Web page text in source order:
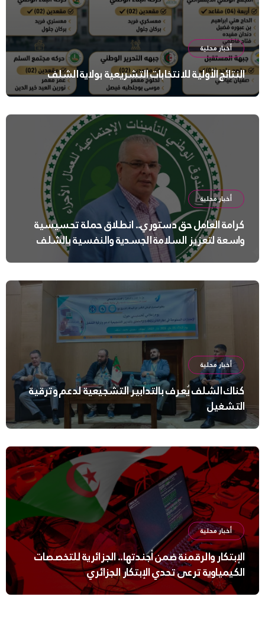
أخبار محلية
النتائج الأولية للانتخابات التشريعية بولاية الشلف
أخبار محلية
كرامة العامل حق دستوري.. انطلاق حملة تحسيسية
واسعة لتعزيز السلامة الجسدية والنفسية بالشلف
أخبار محلية
كناك الشلف يُعرف بالتدابير التشجيعية لدعم وترقية
التشغيل
أخبار محلية
الإبتكار والرقمنة ضمن أجندتها.. الجزائرية للتخصصات
الكيمياوية ترعى تحدي الإبتكار الجزائري